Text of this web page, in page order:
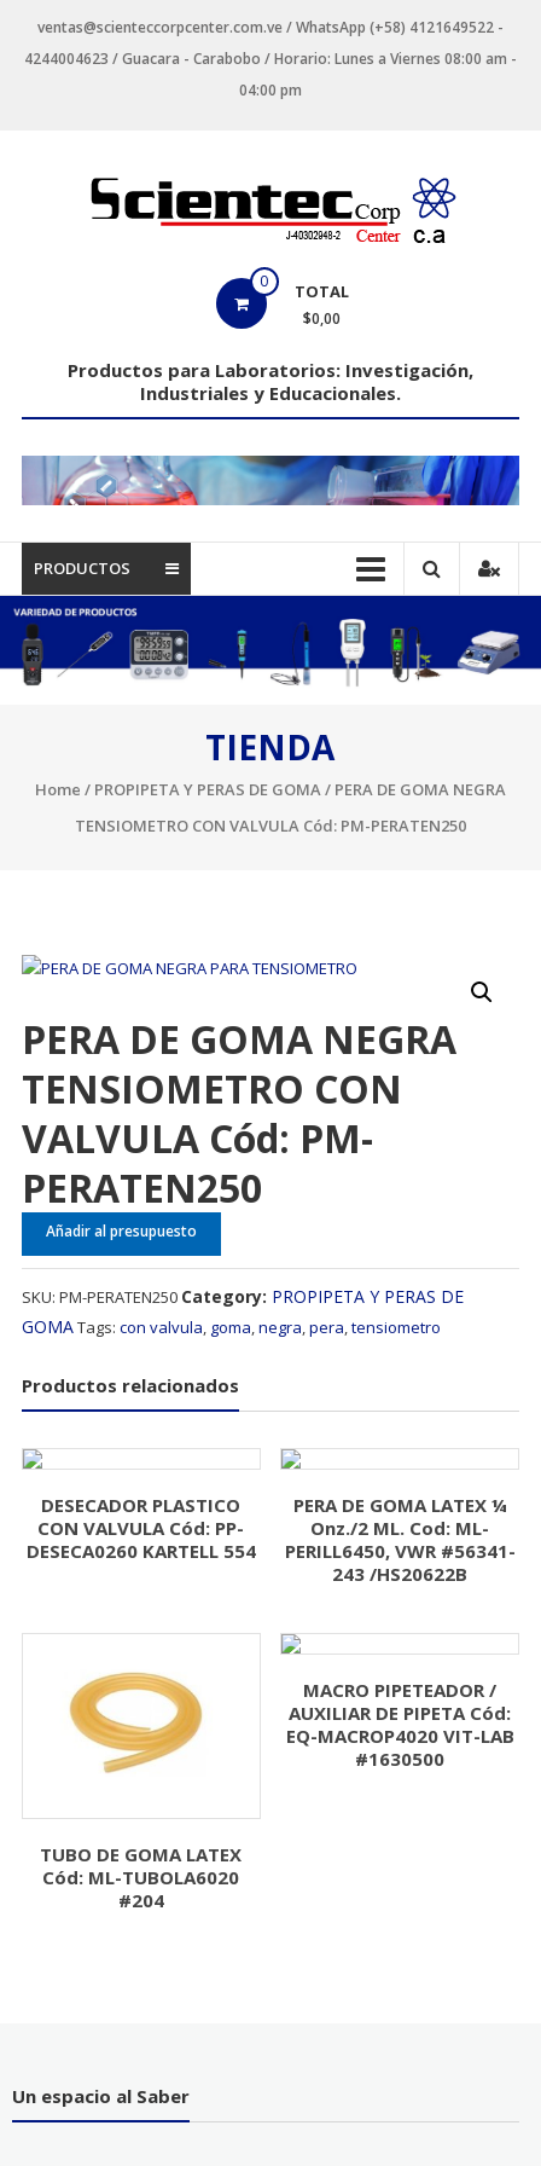
contenido
ventas@scienteccorpcenter.com.ve / WhatsApp (+58) 4121649522 -
4244004623 / Guacara - Carabobo / Horario: Lunes a Viernes 08:00 am -
04:00 pm
Laboratorios
Industriales
y
Educacionales.
0 TOTAL
$0,00
Productos para Laboratorios: Investigación,
Industriales y Educacionales.
PRODUCTOS
TIENDA
Home / PROPIPETA Y PERAS DE GOMA / PERA DE GOMA NEGRA
TENSIOMETRO CON VALVULA Cód: PM-PERATEN250
PERA DE GOMA NEGRA
TENSIOMETRO CON
VALVULA Cód: PM-
PERATEN250
Añadir al presupuesto
SKU: PM-PERATEN250 Category: PROPIPETA Y PERAS DE
GOMATags: con valvula, goma,negra,pera,tensiometro
Productos relacionados
DESECADOR PLASTICO
CON VALVULA Cód: PP-
DESECA0260 KARTELL 554
PERA DE GOMA LATEX ¼
Onz./2 ML. Cod: ML-
PERILL6450, VWR #56341-
243 /HS20622B
TUBO DE GOMA LATEX
Cód: ML-TUBOLA6020
#204
MACRO PIPETEADOR /
AUXILIAR DE PIPETA Cód:
EQ-MACROP4020 VIT-LAB
#1630500
Un espacio al Saber